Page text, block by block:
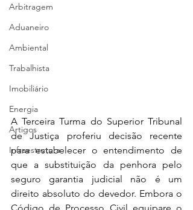
Arbitragem
Aduaneiro
Ambiental
Trabalhista
Imobiliário
Energia
Artigos
Infraestrutura
A Terceira Turma do Superior Tribunal
de Justiça proferiu decisão recente
para estabelecer o entendimento de
que a substituição da penhora pelo
seguro garantia judicial não é um
direito absoluto do devedor. Embora o